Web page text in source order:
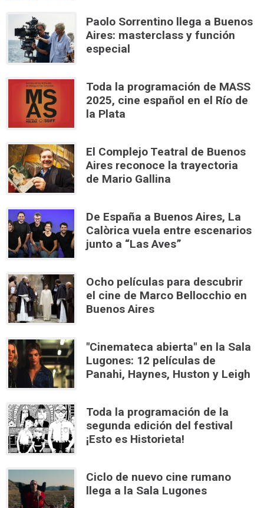
Paolo Sorrentino llega a Buenos
Aires: masterclass y función
especial
Toda la programación de MASS
2025, cine español en el Río de
la Plata
El Complejo Teatral de Buenos
Aires reconoce la trayectoria
de Mario Gallina
De España a Buenos Aires, La
Calòrica vuela entre escenarios
junto a “Las Aves”
Ocho películas para descubrir
el cine de Marco Bellocchio en
Buenos Aires
"Cinemateca abierta" en la Sala
Lugones: 12 películas de
Panahi, Haynes, Huston y Leigh
Toda la programación de la
segunda edición del festival
¡Esto es Historieta!
Ciclo de nuevo cine rumano
llega a la Sala Lugones